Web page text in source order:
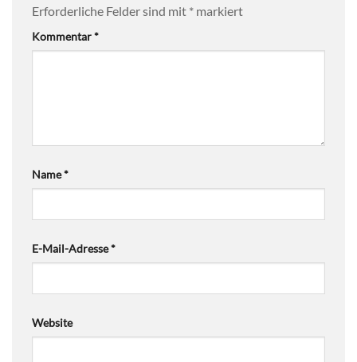
Erforderliche Felder sind mit * markiert
Kommentar*
Name*
E-Mail-Adresse*
Website